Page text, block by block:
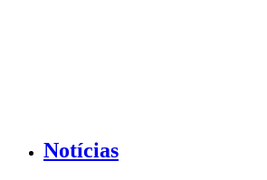
Notícias